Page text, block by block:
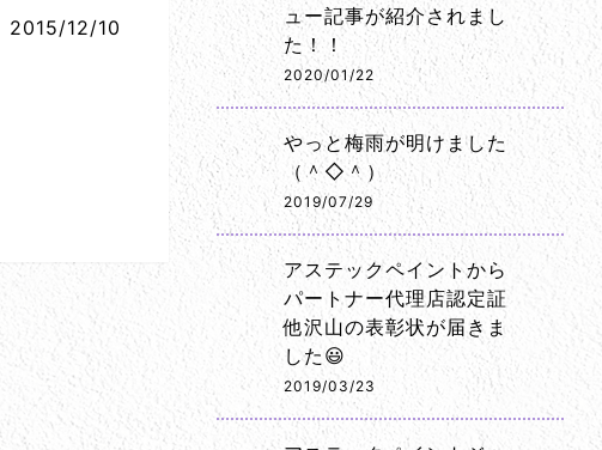
2015/12/10
ュー記事が紹介されまし
た！！
2020/01/22
やっと梅雨が明けました
（＾◇＾）
2019/07/29
アステックペイントから
パートナー代理店認定証
他沢山の表彰状が届きま
した😃
2019/03/23